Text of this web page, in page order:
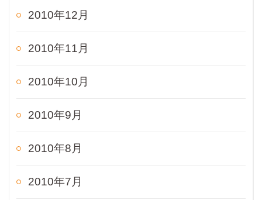
2010年12月
2010年11月
2010年10月
2010年9月
2010年8月
2010年7月